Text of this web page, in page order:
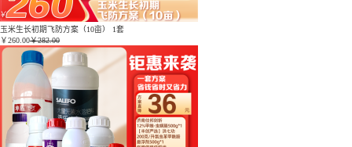
玉米生长初期飞防方案（10亩） 1套
￥260.00￥282.00